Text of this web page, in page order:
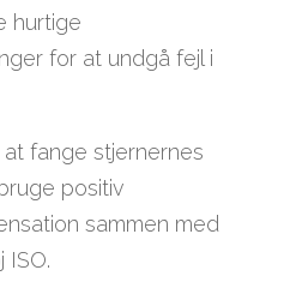
hurtige
for at undgå fejl i
at fange stjernernes
positiv
sammen med
ISO.